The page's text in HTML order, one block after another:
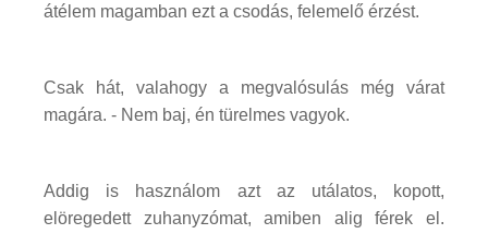
átélem magamban ezt a csodás, felemelő érzést.
Csak hát, valahogy a megvalósulás még várat
magára. - Nem baj, én türelmes vagyok.
Addig is használom azt az utálatos, kopott,
elöregedett zuhanyzómat, amiben alig férek el.